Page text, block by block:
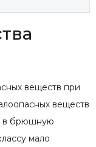
веществ при
веществ
в брюшную
мало